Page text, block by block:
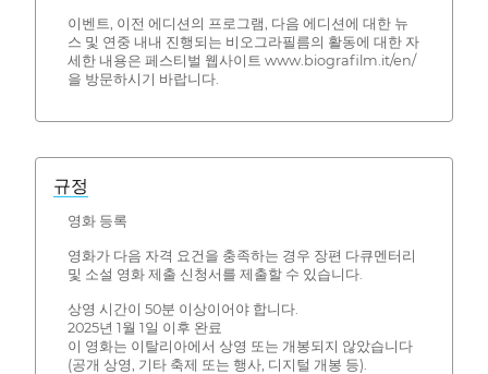
이벤트, 이전 에디션의 프로그램, 다음 에디션에 대한 뉴
스 및 연중 내내 진행되는 비오그라필름의 활동에 대한 자
세한 내용은 페스티벌 웹사이트 www.biografilm.it/en/
을 방문하시기 바랍니다.
규정
영화 등록
영화가 다음 자격 요건을 충족하는 경우 장편 다큐멘터리
및 소설 영화 제출 신청서를 제출할 수 있습니다.
상영 시간이 50분 이상이어야 합니다.
2025년 1월 1일 이후 완료
이 영화는 이탈리아에서 상영 또는 개봉되지 않았습니다
(공개 상영, 기타 축제 또는 행사, 디지털 개봉 등).